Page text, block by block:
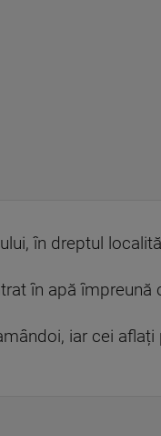
în dreptul
în apă
iar cei